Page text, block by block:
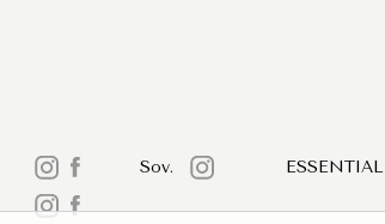
Sov. ESSENTIAL